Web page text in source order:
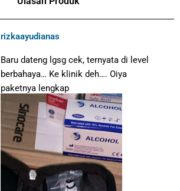
rizkaayudianas
Baru dateng lgsg cek, ternyata di level
berbahaya… Ke klinik deh…. Oiya
paketnya lengkap